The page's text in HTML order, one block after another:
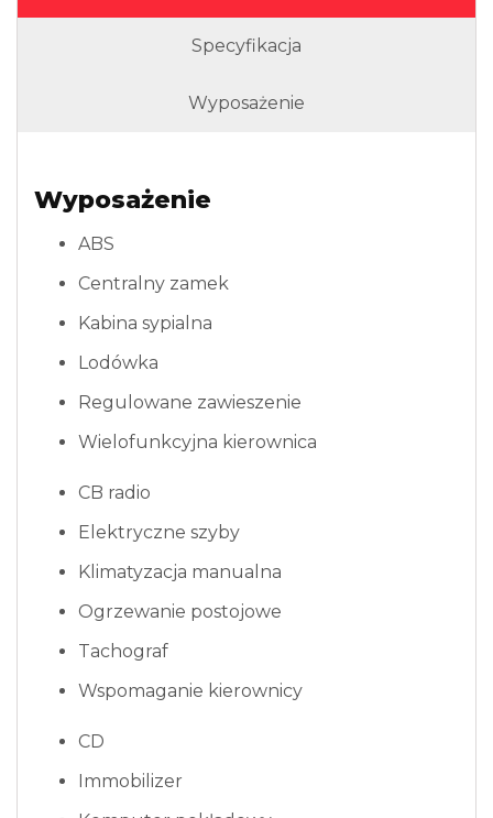
Specyfikacja
Wyposażenie
Wyposażenie
ABS
Centralny zamek
Kabina sypialna
Lodówka
Regulowane zawieszenie
Wielofunkcyjna kierownica
CB radio
Elektryczne szyby
Klimatyzacja manualna
Ogrzewanie postojowe
Tachograf
Wspomaganie kierownicy
CD
Immobilizer